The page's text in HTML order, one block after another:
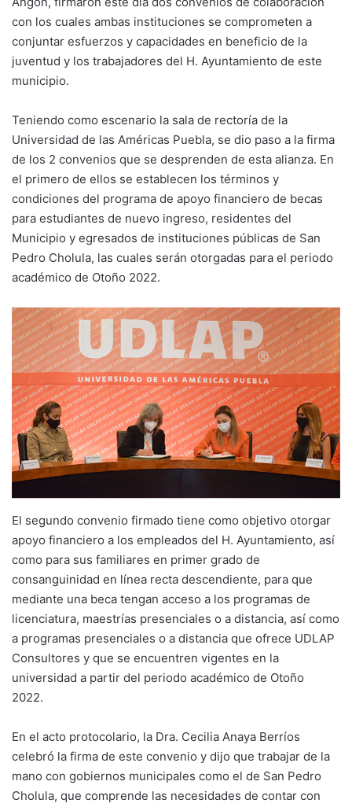
con los cuales ambas instituciones se comprometen a
conjuntar esfuerzos y capacidades en beneficio de la
juventud y los trabajadores del H. Ayuntamiento de este
municipio.
Teniendo como escenario la sala de rectoría de la
Universidad de las Américas Puebla, se dio paso a la firma
de los 2 convenios que se desprenden de esta alianza. En
el primero de ellos se establecen los términos y
condiciones del programa de apoyo financiero de becas
para estudiantes de nuevo ingreso, residentes del
Municipio y egresados de instituciones públicas de San
Pedro Cholula, las cuales serán otorgadas para el periodo
académico de Otoño 2022.
El segundo convenio firmado tiene como objetivo otorgar
apoyo financiero a los empleados del H. Ayuntamiento, así
como para sus familiares en primer grado de
consanguinidad en línea recta descendiente, para que
mediante una beca tengan acceso a los programas de
licenciatura, maestrías presenciales o a distancia, así como
a programas presenciales o a distancia que ofrece UDLAP
Consultores y que se encuentren vigentes en la
universidad a partir del periodo académico de Otoño
2022.
En el acto protocolario, la Dra. Cecilia Anaya Berríos
celebró la firma de este convenio y dijo que trabajar de la
mano con gobiernos municipales como el de San Pedro
Cholula, que comprende las necesidades de contar con